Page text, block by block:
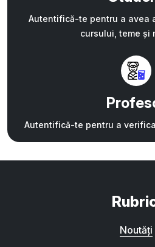
Autentifică-te pentru a avea
cursului, teme și
Autentifică-te pentru a
Noutăți